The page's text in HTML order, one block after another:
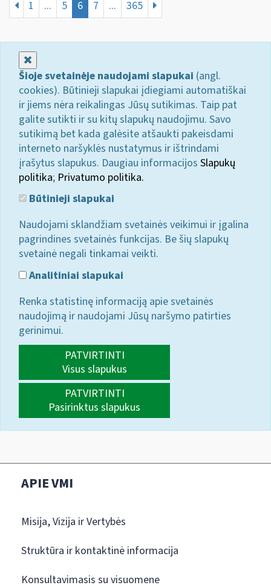
1 ... 5 6 7 ... 365
Šioje svetainėje naudojami slapukai (angl.
cookies). Būtinieji slapukai įdiegiami automatiškai
ir jiems nėra reikalingas Jūsų sutikimas. Taip pat
galite sutikti ir su kitų slapukų naudojimu. Savo
sutikimą bet kada galėsite atšaukti pakeisdami
interneto naršyklės nustatymus ir ištrindami
įrašytus slapukus. Daugiau informacijos Slapukų
politika; Privatumo politika.
Būtinieji slapukai
Naudojami sklandžiam svetainės veikimui ir įgalina
pagrindines svetainės funkcijas. Be šių slapukų
svetainė negali tinkamai veikti.
Analitiniai slapukai
Renka statistinę informaciją apie svetainės
naudojimą ir naudojami Jūsų naršymo patirties
gerinimui.
PATVIRTINTI
Visus slapukus
PATVIRTINTI
Pasirinktus slapukus
APIE VMI
Misija, Vizija ir Vertybės
Struktūra ir kontaktinė informacija
Konsultavimasis su visuomene